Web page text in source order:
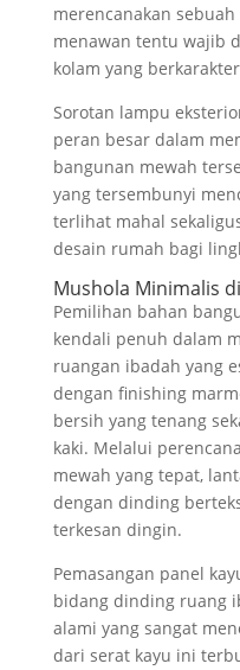
merencanakan
menawan tentu wajib
kolam yang
Sorotan lampu
peran besar dalam
bangunan mewah
yang tersembunyi
terlihat mahal
desain rumah bagi
Mushola Minimalis
Pemilihan bahan
kendali penuh dalam
ruangan ibadah yang
dengan finishing
bersih yang tenang
kaki. Melalui
mewah yang tepat,
dengan dinding
terkesan dingin.
Pemasangan panel
bidang dinding ruang
alami yang sangat
dari serat kayu ini